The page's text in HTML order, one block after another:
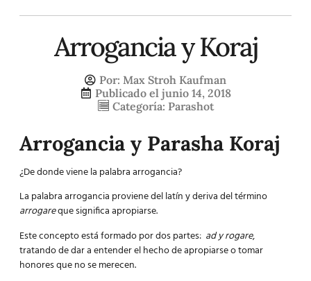
Arrogancia y Koraj
Por: Max Stroh Kaufman
Publicado el junio 14, 2018
Categoría: Parashot
Arrogancia y Parasha Koraj
¿De donde viene la palabra arrogancia?
La palabra arrogancia proviene del latín y deriva del término
arrogareque significa apropiarse.
Este concepto está formado por dos partes: ad y rogare,
tratando de dar a entender el hecho de apropiarse o tomar
honores que no se merecen.